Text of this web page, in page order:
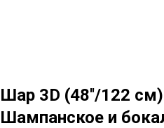
Шар 3D (48''/122
Шампанское и